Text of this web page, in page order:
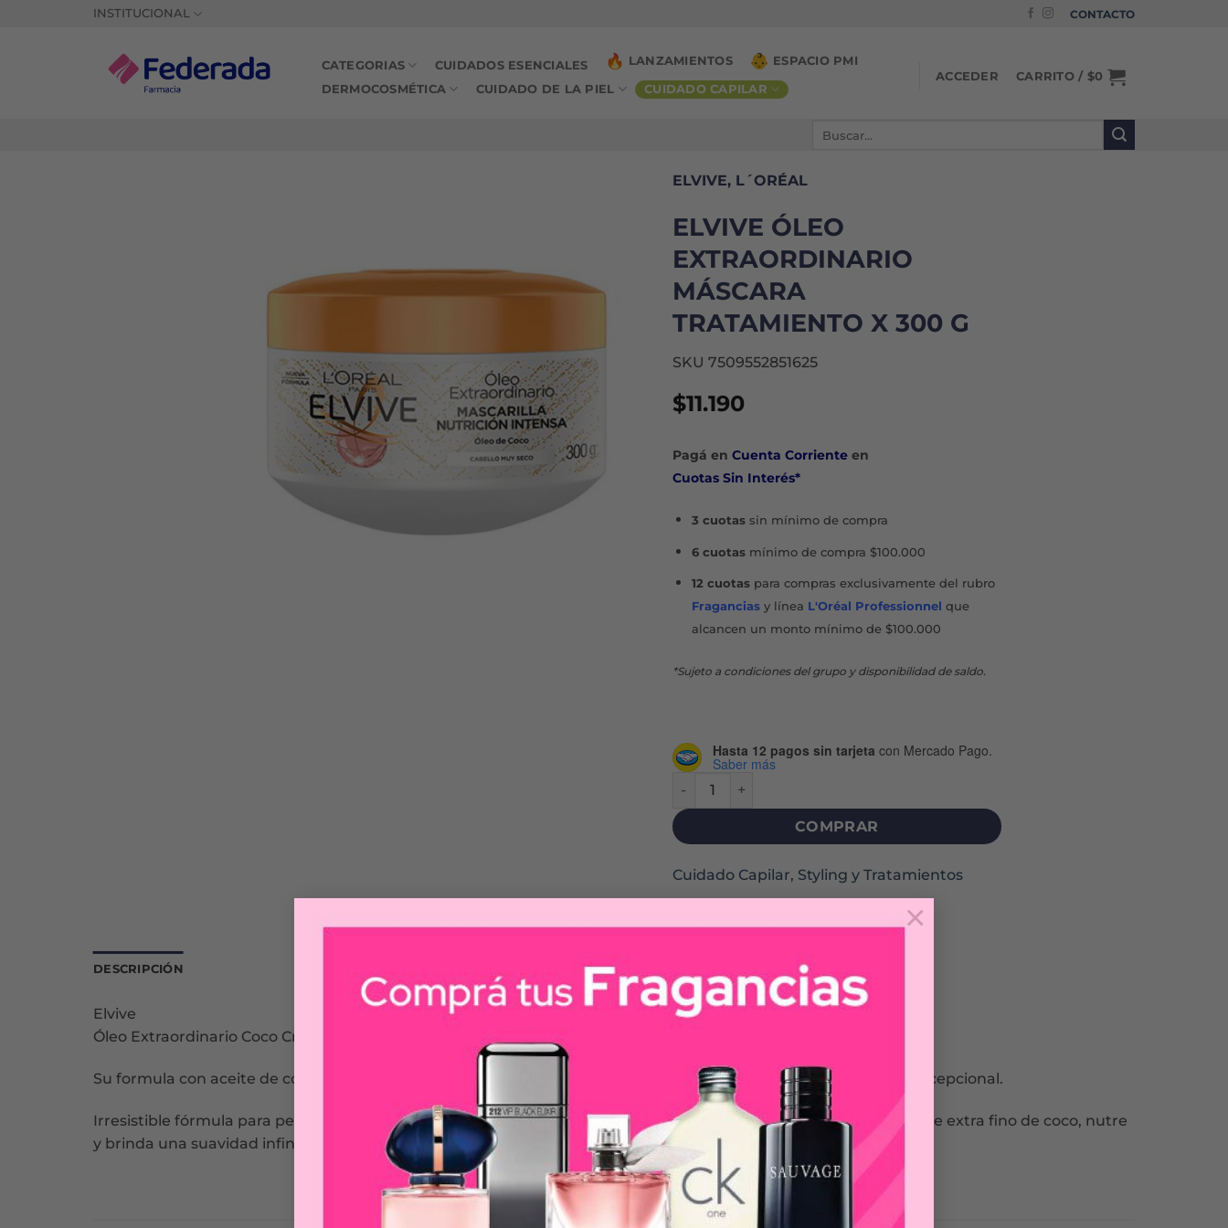
×
INSTITUCIONAL CONTACTO
CATEGORIAS CUIDADOS ESENCIALES LANZAMIENTOS ESPACIO PMI
DERMOCOSMÉTICA CUIDADO DE LA PIEL CUIDADO CAPILAR
ACCEDER CARRITO / $0
ELVIVE, L´ORÉAL
ELVIVE ÓLEO
EXTRAORDINARIO
MÁSCARA
TRATAMIENTO X 300 G
SKU 7509552851625
$11.190
Pagá en Cuenta Corrienteen
Cuotas Sin Interés*
3 cuotassin mínimo de compra
6 cuotasmínimo de compra $100.000
12 cuotaspara compras exclusivamente del rubro
Fraganciasy línea L'Oréal Professionnel que
alcancen un monto mínimo de $100.000
*Sujeto a condiciones del grupo y disponibilidad de saldo.
Hasta 12 pagos sin tarjeta con Mercado Pago.
Saber más
ELVIVE ÓLEO EXTRAORDINARIO MÁSCARA TRATAMIENTO X 300 G cantidad
COMPRAR
Cuidado Capilar, Styling y Tratamientos
DESCRIPCIÓN
Elvive
Óleo Extraordinario Coco Crema de Tratamiento
Su formula con aceite de coco fino nutre intensamente dejando el pelo irresistiblemente suave y con un brillo excepcional.
Irresistible fórmula para pelo seco y muy seco que brinda nutrición sin dejar el pelo pesado. Infusionada con aceite extra fino de coco, nutre
y brinda una suavidad infinita mientras deleita tus sentidos gracias a su adictiva fragancia a coco.